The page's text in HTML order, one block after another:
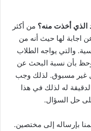
الذي أخذت منه؟ من أكثر
اجابة لها حيث أنه من
والتي يواجه الطلاب
بأن نسبة البحث عن
غير مسبوق. لذلك وجب
له لذلك في هذا
حل السؤال.
بإرساله إلى مختصين.